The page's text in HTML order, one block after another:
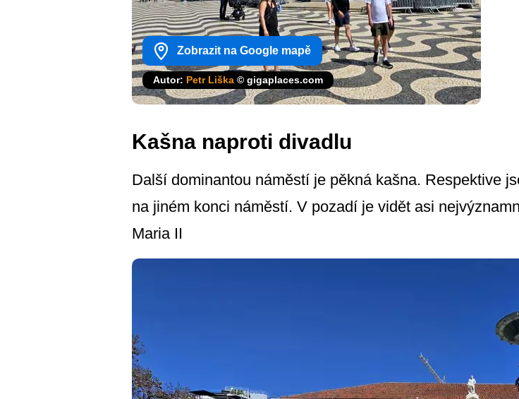
Zobrazit na Google mapě
Autor: Petr Liška © gigaplaces.com
Kašna naproti divadlu
Další dominantou náměstí je pěkná kašna. Respektive
na jiném konci náměstí. V pozadí je vidět asi
Maria II